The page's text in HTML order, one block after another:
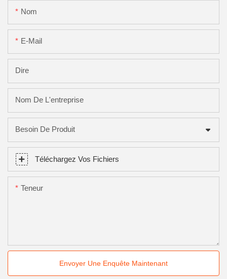
Nom
E-Mail
Dire
Nom De L'entreprise
Besoin De Produit
Téléchargez Vos Fichiers
Teneur
Envoyer Une Enquête Maintenant